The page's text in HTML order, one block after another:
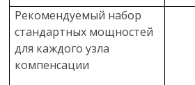
Рекомендуемый набор
стандартных мощностей
для каждого узла
компенсации